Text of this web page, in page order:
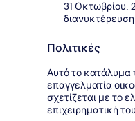
31 Οκτωβρίου,
διανυκτέρευση
Πολιτικές
Αυτό το κατάλυμα
επαγγελματία
σχετίζεται με το
επιχειρηματική